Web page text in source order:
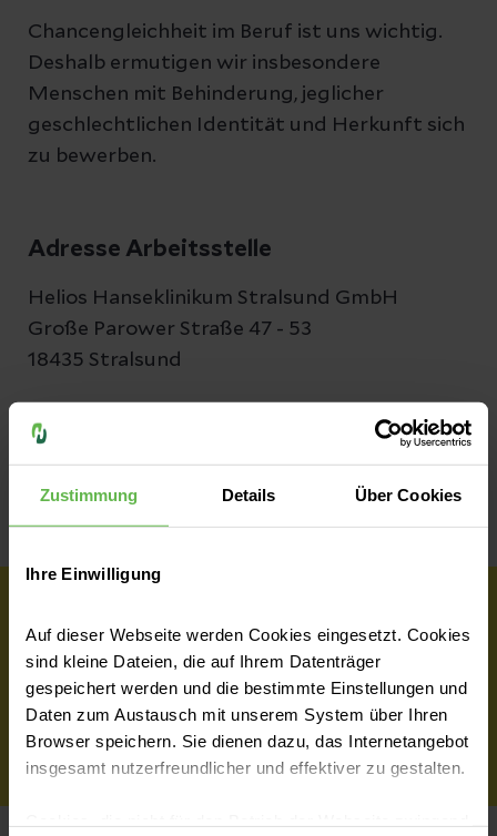
Zustimmung Details Über Cookies
Ihre Einwilligung
Auf dieser Webseite werden Cookies eingesetzt. Cookies
sind kleine Dateien, die auf Ihrem Datenträger
gespeichert werden und die bestimmte Einstellungen und
Daten zum Austausch mit unserem System über Ihren
Browser speichern. Sie dienen dazu, das Internetangebot
insgesamt nutzerfreundlicher und effektiver zu gestalten.
Chancengleichheit im Beruf ist uns wichtig.
Deshalb ermutigen wir insbesondere
Menschen mit Behinderung, jeglicher
geschlechtlichen Identität und Herkunft sich
zu bewerben.
Adresse Arbeitsstelle
Helios Hanseklinikum Stralsund GmbH
Große Parower Straße 47 - 53
18435 Stralsund
Teilen
Wir haben dich überzeugt?
Jetzt Teil des Teams werden